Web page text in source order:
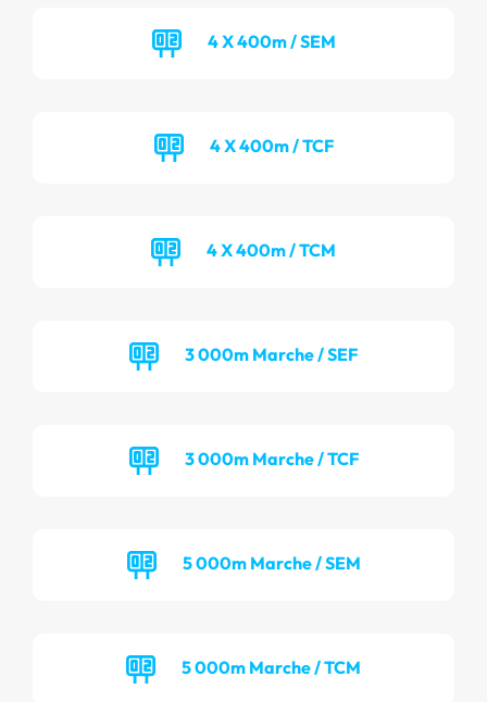
4 X 400m / SEM
4 X 400m / TCF
4 X 400m / TCM
3 000m Marche / SEF
3 000m Marche / TCF
5 000m Marche / SEM
5 000m Marche / TCM